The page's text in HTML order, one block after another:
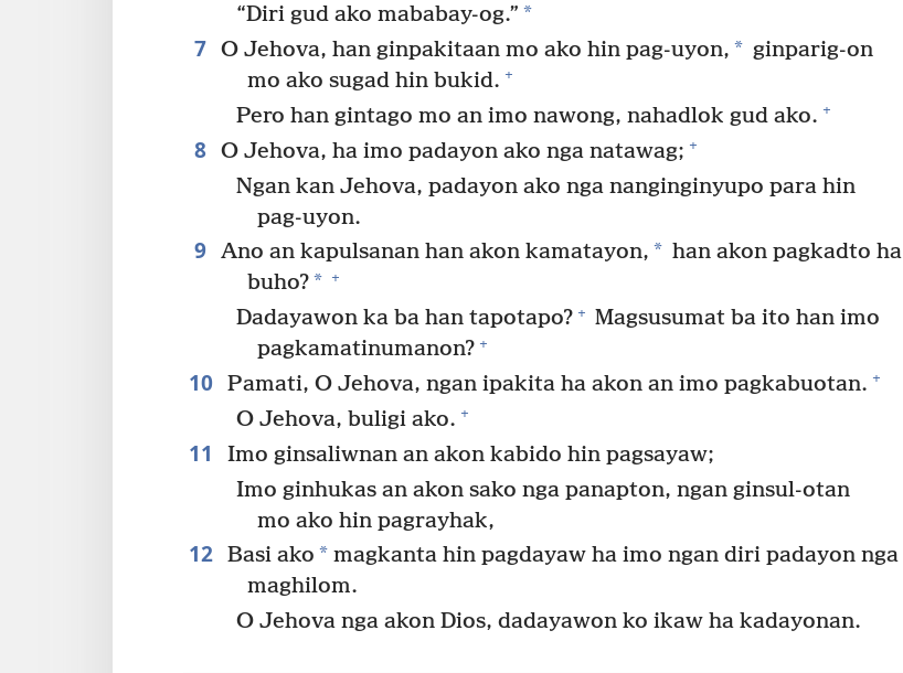
“Diri gud ako mababay-og.” *
7 O Jehova, han ginpakitaan mo ako hin pag-uyon, * ginparig-on
mo ako sugad hin bukid. +
Pero han gintago mo an imo nawong, nahadlok gud ako. +
8 O Jehova, ha imo padayon ako nga natawag; +
Ngan kan Jehova, padayon ako nga nanginginyupo para hin
pag-uyon.
9 Ano an kapulsanan han akon kamatayon, * han akon pagkadto ha
buho?* +
Dadayawon ka ba han tapotapo? + Magsusumat ba ito han imo
pagkamatinumanon? +
10 Pamati, O Jehova, ngan ipakita ha akon an imo pagkabuotan. +
O Jehova, buligi ako. +
11
Imo ginsaliwnan an akon kabido hin pagsayaw;
Imo ginhukas an akon sako nga panapton, ngan ginsul-otan
mo ako hin pagrayhak,
12 Basi ako *magkanta hin pagdayaw ha imo ngan diri padayon nga
maghilom.
O Jehova nga akon Dios, dadayawon ko ikaw ha kadayonan.